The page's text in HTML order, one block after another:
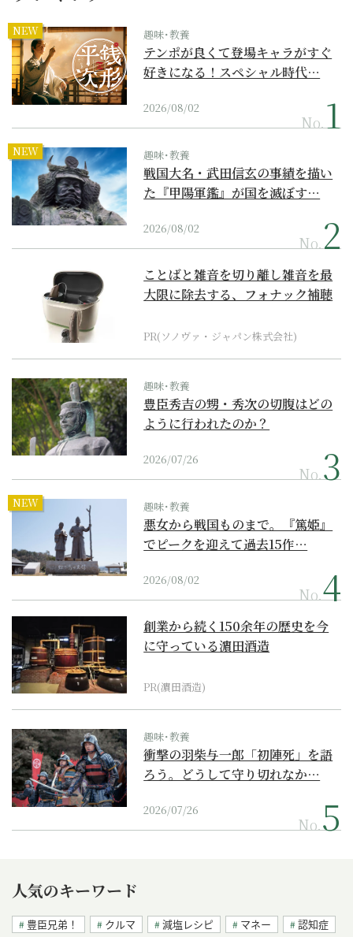
NEW 趣味･教養
テンポが良くて登場キャラがすぐ
好きになる！スペシャル時代…
2026/08/02
No.
NEW 趣味･教養
戦国大名・武田信玄の事績を描い
た『甲陽軍鑑』が国を滅ぼす…
2026/08/02
No.
ことばと雑音を切り離し雑音を最
大限に除去する、フォナック補聴
PR(ソノヴァ・ジャパン株式会社)
趣味･教養
豊臣秀吉の甥・秀次の切腹はどの
ように行われたのか？
2026/07/26
No.
NEW 趣味･教養
悪女から戦国ものまで。『篤姫』
でピークを迎えて過去15作…
2026/08/02
No.
創業から続く150余年の歴史を今
に守っている濵田酒造
PR(濵田酒造)
趣味･教養
衝撃の羽柴与一郎「初陣死」を語
ろう。どうして守り切れなか…
2026/07/26
No.
人気のキーワード
豊臣兄弟！ クルマ 減塩レシピ マネー
認知症